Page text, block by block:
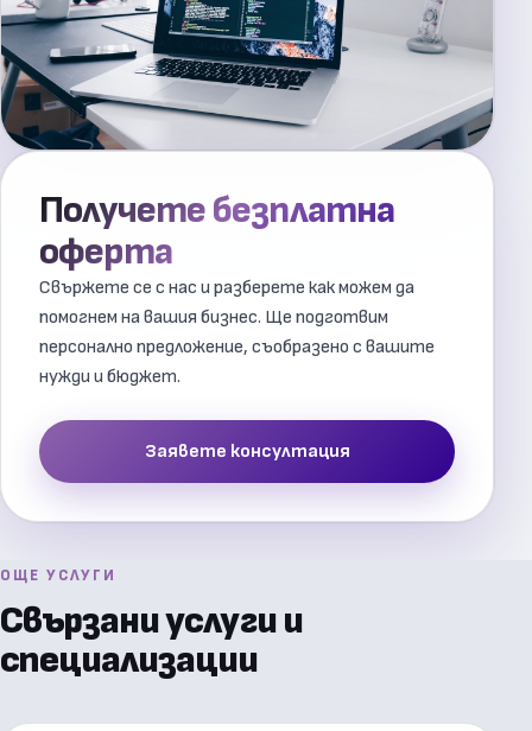
Получете безплатна
оферта
Свържете се с нас и разберете как можем да
помогнем на вашия бизнес. Ще подготвим
персонално предложение, съобразено с вашите
нужди и бюджет.
Заявете консултация
ОЩЕ УСЛУГИ
Свързани услуги и
специализации